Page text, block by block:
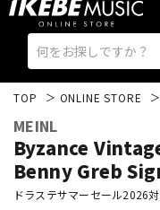
エレキギター
TOP ONLINE STORE
MEINL
Byzance
Benny Greb
ドラステサマーセール2026対